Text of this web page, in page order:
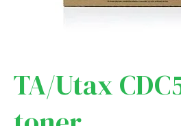
TA/Utax